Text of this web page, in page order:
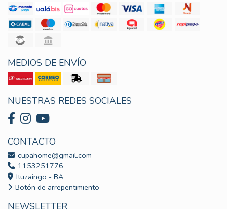
MEDIOS DE ENVÍO
NUESTRAS REDES SOCIALES
CONTACTO
cupahome@gmail.com
1153251776
Ituzaingo - BA
Botón de arrepentimiento
NEWSLETTER